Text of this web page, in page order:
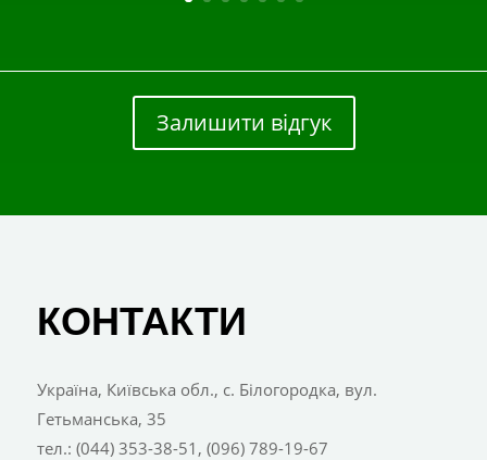
Залишити відгук
КОНТАКТИ
Україна, Київська обл., с. Білогородка, вул.
Гетьманська, 35
тел.: (044) 353-38-51, (096) 789-19-67